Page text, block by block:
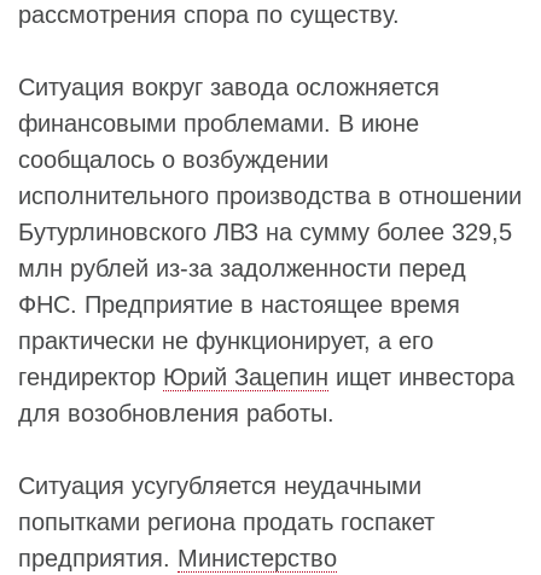
рассмотрения спора по существу.
Ситуация вокруг завода осложняется
финансовыми проблемами. В июне
сообщалось о возбуждении
исполнительного производства в отношении
Бутурлиновского ЛВЗ на сумму более 329,5
млн рублей из-за задолженности перед
ФНС. Предприятие в настоящее время
практически не функционирует, а его
гендиректор Юрий Зацепин ищет инвестора
для возобновления работы.
Ситуация усугубляется неудачными
попытками региона продать госпакет
предприятия. Министерство